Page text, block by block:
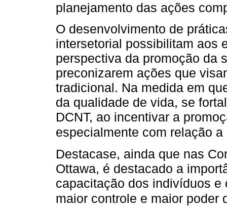
planejamento das ações
O desenvolvimento de
intersetorial possibilitam aos
perspectiva da promoção da
preconizarem ações que
tradicional. Na medida em
da qualidade de vida, se
DCNT, ao incentivar a
especialmente com relação
Destacase, ainda que nas
Ottawa, é destacado a
capacitação dos indivíduos e
maior controle e maior poder